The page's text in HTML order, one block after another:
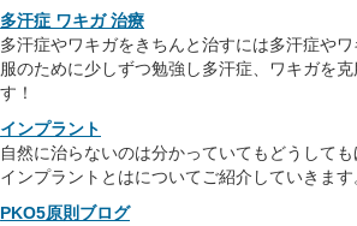
多汗症 ワキガ 治療
多汗症やワキガをきちんと治すには多汗症や
服のために少しずつ勉強し多汗症、ワキガを
す！
インプラント
自然に治らないのは分かっていてもどうして
インプラントとはについてご紹介していきます
PKO5原則ブログ